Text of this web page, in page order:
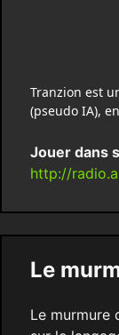
Tranzion est
(pseudo IA),
Jouer dans
http://
Le
Le murmure